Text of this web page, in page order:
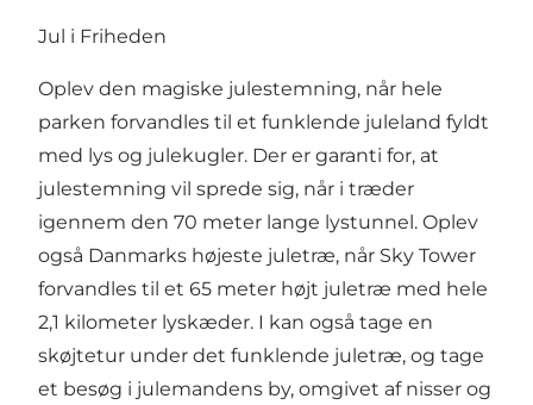
Jul i Friheden
Oplev den magiske julestemning, når hele
parken forvandles til et funklende juleland fyldt
med lys og julekugler. Der er garanti for, at
julestemning vil sprede sig, når i træder
igennem den 70 meter lange lystunnel. Oplev
også Danmarks højeste juletræ, når Sky Tower
forvandles til et 65 meter højt juletræ med hele
2,1 kilometer lyskæder. I kan også tage en
skøjtetur under det funklende juletræ, og tage
et besøg i julemandens by, omgivet af nisser og